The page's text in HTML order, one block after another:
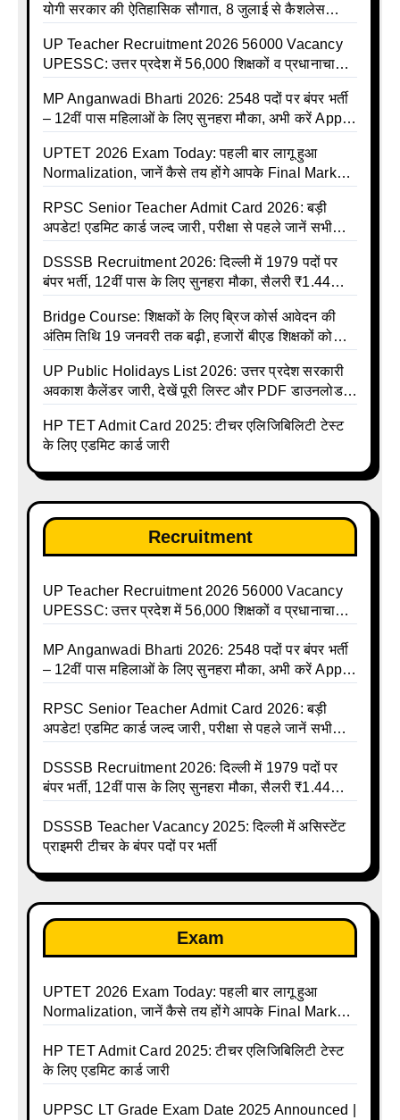
योगी सरकार की ऐतिहासिक सौगात, 8 जुलाई से कैशलेस
UP Teacher Recruitment 2026 56000 Vacancy
UPESSC: उत्तर प्रदेश में 56,000 शिक्षकों व प्रधानाचार्यों
MP Anganwadi Bharti 2026: 2548 पदों पर बंपर भर्ती
– 12वीं पास महिलाओं के लिए सुनहरा मौका, अभी करें Apply
UPTET 2026 Exam Today: पहली बार लागू हुआ
Normalization, जानें कैसे तय होंगे आपके Final Marks
RPSC Senior Teacher Admit Card 2026: बड़ी
अपडेट! एडमिट कार्ड जल्द जारी, परीक्षा से पहले जानें सभी
DSSSB Recruitment 2026: दिल्ली में 1979 पदों पर
बंपर भर्ती, 12वीं पास के लिए सुनहरा मौका, सैलरी ₹1.44
Bridge Course: शिक्षकों के लिए ब्रिज कोर्स आवेदन की
अंतिम तिथि 19 जनवरी तक बढ़ी, हजारों बीएड शिक्षकों को
UP Public Holidays List 2026: उत्तर प्रदेश सरकारी
अवकाश कैलेंडर जारी, देखें पूरी लिस्ट और PDF डाउनलोड
talika | Sarkari Avkash Talika | Up Holidays List |
Holidays Calendar
HP TET Admit Card 2025: टीचर एलिजिबिलिटी टेस्ट
के लिए एडमिट कार्ड जारी
Recruitment
UP Teacher Recruitment 2026 56000 Vacancy
UPESSC: उत्तर प्रदेश में 56,000 शिक्षकों व प्रधानाचार्यों
MP Anganwadi Bharti 2026: 2548 पदों पर बंपर भर्ती
– 12वीं पास महिलाओं के लिए सुनहरा मौका, अभी करें Apply
RPSC Senior Teacher Admit Card 2026: बड़ी
अपडेट! एडमिट कार्ड जल्द जारी, परीक्षा से पहले जानें सभी
DSSSB Recruitment 2026: दिल्ली में 1979 पदों पर
बंपर भर्ती, 12वीं पास के लिए सुनहरा मौका, सैलरी ₹1.44
DSSSB Teacher Vacancy 2025: दिल्ली में असिस्टेंट
प्राइमरी टीचर के बंपर पदों पर भर्ती
Exam
UPTET 2026 Exam Today: पहली बार लागू हुआ
Normalization, जानें कैसे तय होंगे आपके Final Marks
HP TET Admit Card 2025: टीचर एलिजिबिलिटी टेस्ट
के लिए एडमिट कार्ड जारी
UPPSC LT Grade Exam Date 2025 Announced |